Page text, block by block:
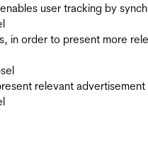
user tracking by
in order to present more
relevant